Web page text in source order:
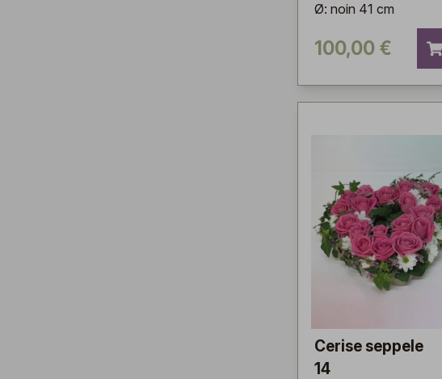
Ø: noin 41 cm
100,00 €
Cerise seppele
14